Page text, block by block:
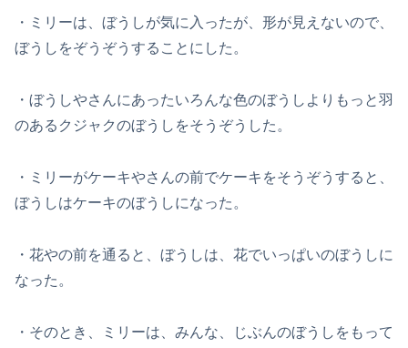
・ミリーは、ぼうしが気に入ったが、形が見えないので、
ぼうしをぞうぞうすることにした。
・ぼうしやさんにあったいろんな色のぼうしよりもっと羽
のあるクジャクのぼうしをそうぞうした。
・ミリーがケーキやさんの前でケーキをそうぞうすると、
ぼうしはケーキのぼうしになった。
・花やの前を通ると、ぼうしは、花でいっぱいのぼうしに
なった。
・そのとき、ミリーは、みんな、じぶんのぼうしをもって